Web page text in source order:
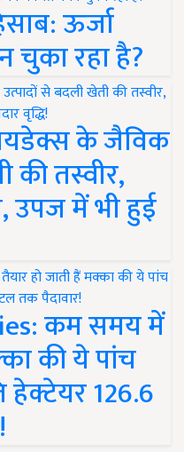
ऊर्जा
चुका रहा है?
के जैविक
की तस्वीर,
उपज में भी हुई
कम समय में
की ये पांच
हेक्टेयर 126.6